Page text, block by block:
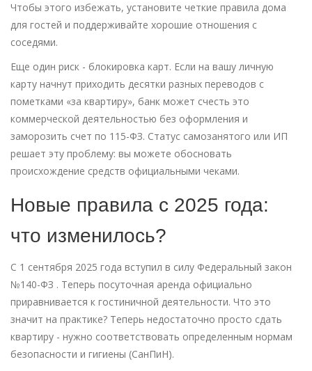
Чтобы этого избежать, установите четкие правила дома
для гостей и поддерживайте хорошие отношения с
соседями.
Еще один риск - блокировка карт. Если на вашу личную
карту начнут приходить десятки разных переводов с
пометками «за квартиру», банк может счесть это
коммерческой деятельностью без оформления и
заморозить счет по 115-ФЗ. Статус самозанятого или ИП
решает эту проблему: вы можете обосновать
происхождение средств официальными чеками.
Новые правила с 2025 года:
что изменилось?
С 1 сентября 2025 года вступил в силу Федеральный закон
№140-ФЗ . Теперь посуточная аренда официально
приравнивается к гостиничной деятельности. Что это
значит на практике? Теперь недостаточно просто сдать
квартиру - нужно соответствовать определенным нормам
безопасности и гигиены (СанПиН).